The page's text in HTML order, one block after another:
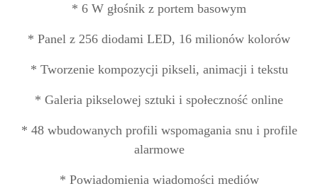
* 6 W głośnik z portem basowym
* Panel z 256 diodami LED, 16 milionów kolorów
* Tworzenie kompozycji pikseli, animacji i tekstu
* Galeria pikselowej sztuki i społeczność online
* 48 wbudowanych profili wspomagania snu i profile
alarmowe
* Powiadomienia wiadomości mediów